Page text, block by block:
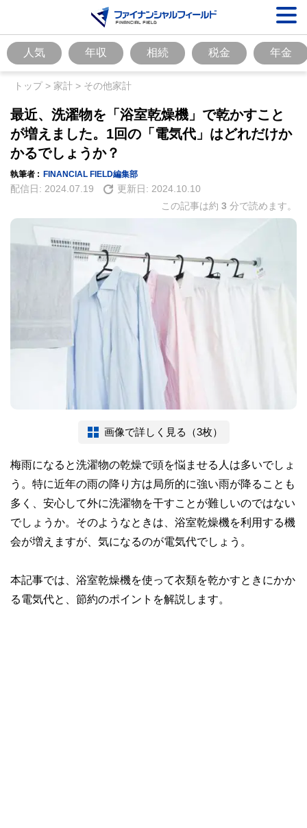
人気 年収 相続 税金 年金
トップ> 家計 > その他家計
最近、洗濯物を「浴室乾燥機」で乾かすこと
が増えました。1回の「電気代」はどれだけか
かるでしょうか？
執筆者 : FINANCIAL FIELD編集部
配信日: 2024.07.19 更新日: 2024.10.10
この記事は約 3 分で読めます。
画像で詳しく見る（3枚）
梅雨になると洗濯物の乾燥で頭を悩ませる人は多いでしょ
う。特に近年の雨の降り方は局所的に強い雨が降ることも
多く、安心して外に洗濯物を干すことが難しいのではない
でしょうか。そのようなときは、浴室乾燥機を利用する機
会が増えますが、気になるのが電気代でしょう。
本記事では、浴室乾燥機を使って衣類を乾かすときにかか
る電気代と、節約のポイントを解説します。